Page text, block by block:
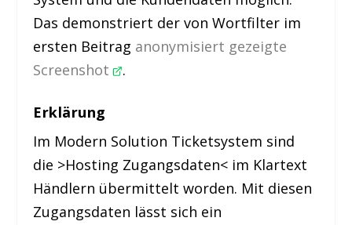
Das demonstriert der von Wortfilter im
ersten Beitrag anonymisiert gezeigte
Screenshot .
Erklärung
Im Modern Solution Ticketsystem sind
die >Hosting Zugangsdaten< im Klartext
Händlern übermittelt worden. Mit diesen
Zugangsdaten lässt sich ein